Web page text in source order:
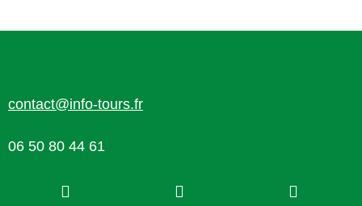
contact@info-tours.fr
06 50 80 44 61